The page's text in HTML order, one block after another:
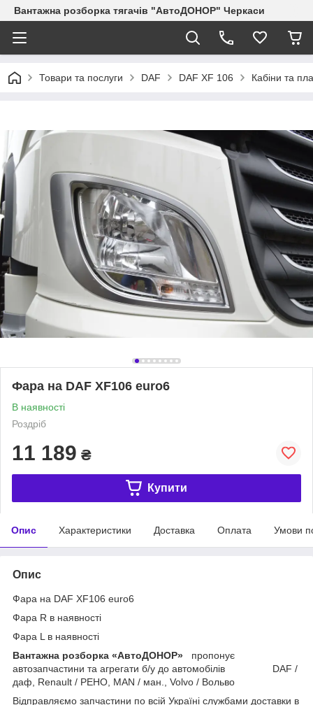
Вантажна розборка тягачів "АвтоДОНОР" Черкаси
Товари та послуги DAF DAF XF 106 Кабіни та
Фара на DAF XF106 euro6
В наявності
Роздріб
11 189 ₴
Купити
Опис Характеристики Доставка Оплата Умови
Опис
Фара на DAF XF106 euro6
Фара R в наявності
Фара L в наявності
Вантажна розборка «АвтоДОНОР»
пропонує
автозапчастини та агрегати б/у до автомобілів DAF /
даф, Renault / РЕНО, MAN / ман., Volvo / Вольво
Відправляємо запчастини по всій Україні службами доставки в